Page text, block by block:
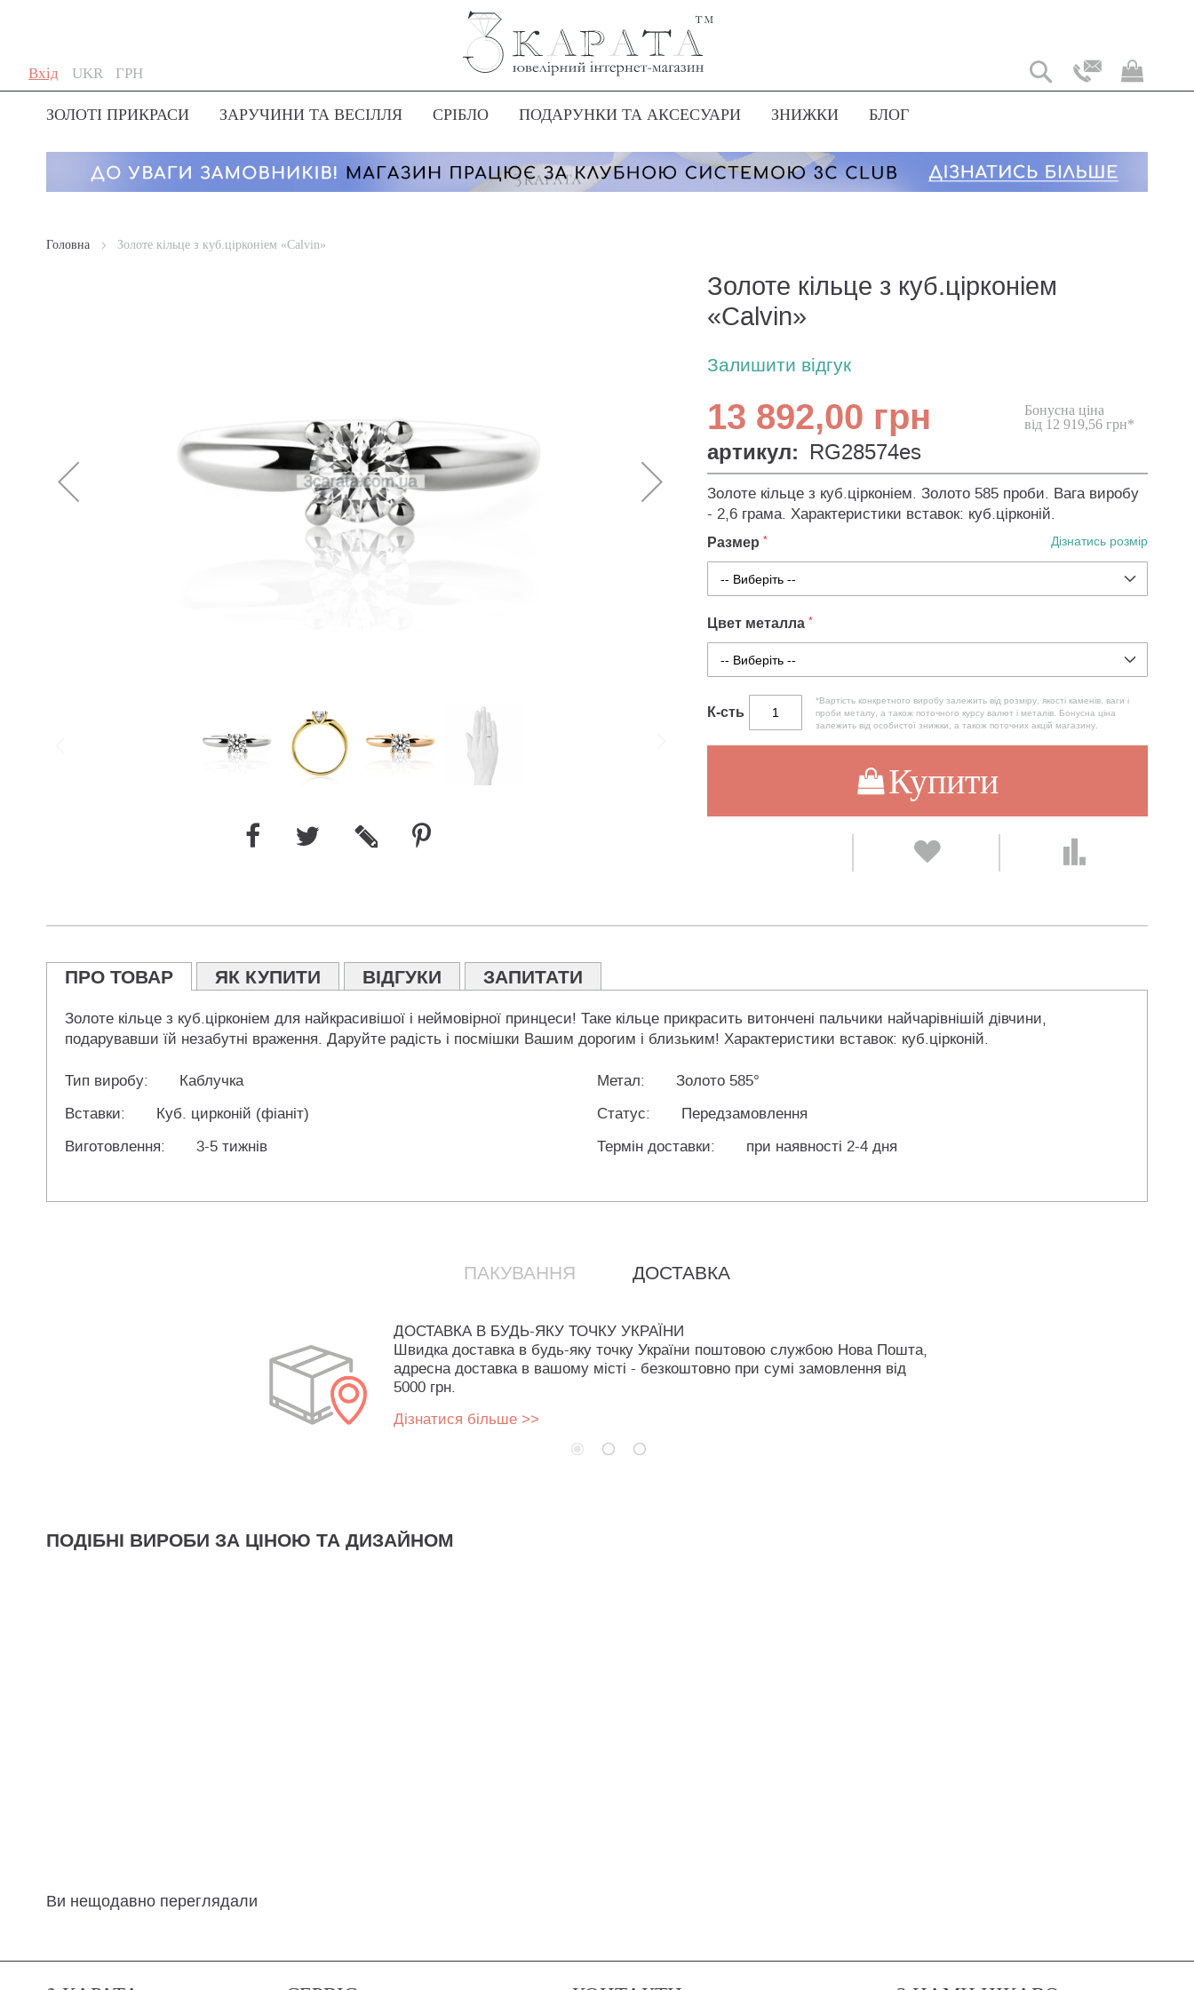
Вхід
Skip
to
Content
Мова
UKR
Мій
Валюта
ГРН
ЗОЛОТІ ПРИКРАСИ ЗАРУЧИНИ ТА ВЕСІЛЛЯ СРІБЛО ПОДАРУНКИ ТА АКСЕСУАРИ ЗНИЖКИ БЛОГ
Головна Золоте кільце з куб.цірконіем «Calvin»
Золоте кільце з куб.цірконіем
«Calvin»
Залишити відгук
13 892,00 грн
Бонусна ціна
від 12 919,56 грн*
артикул: RG28574es
Золоте кільце з куб.цірконіем. Золото 585 проби. Вага виробу
- 2,6 грама. Характеристики вставок: куб.цірконій.
Размер Дізнатись розмір
Цвет металла
К-сть
*Вартість конкретного виробу залежить від розміру, якості каменів, ваги і
проби металу, а також поточного курсу валют і металів. Бонусна ціна
залежить від особистої знижки, а також поточних акцій магазину.
Купити
ПРО ТОВАР ЯК КУПИТИ ВІДГУКИ ЗАПИТАТИ
Золоте кільце з куб.цірконіем для найкрасивішої і неймовірної принцеси! Таке кільце прикрасить витончені пальчики найчарівнішій дівчини,
подарувавши їй незабутні враження. Даруйте радість і посмішки Вашим дорогим і близьким! Характеристики вставок: куб.цірконій.
Тип виробу: Каблучка Метал:
Золото 585°
Вставки:
Куб. цирконій (фіаніт) Статус:
Передзамовлення
Виготовлення:
3-5 тижнів Термін доставки: при наявності 2-4 дня
ПАКУВАННЯ ДОСТАВКА
ДОСТАВКА В БУДЬ-ЯКУ ТОЧКУ УКРАЇНИ
Швидка доставка в будь-яку точку України поштовою службою Нова Пошта,
адресна доставка в вашому місті - безкоштовно при сумі замовлення від
5000 грн.
Дізнатися більше >>
ПОДІБНІ ВИРОБИ ЗА ЦІНОЮ ТА ДИЗАЙНОМ
Ви нещодавно переглядали